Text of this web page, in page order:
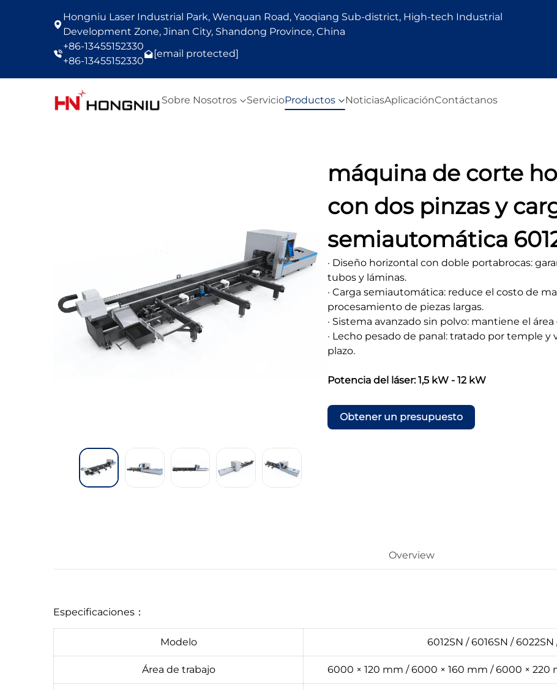
Hongniu Laser Industrial Park, Wenquan Road, Yaoqiang Sub-district, High-tech Industrial
Development Zone, Jinan City, Shandong Province, China
+86-13455152330
+86-13455152330
[email protected]
Sobre Nosotros ServicioProductos NoticiasAplicaciónContáctanos
máquina de corte
con dos pinzas y
semiautomática
· Diseño horizontal con doble portabrocas:
tubos y láminas.
· Carga semiautomática: reduce el costo de
procesamiento de piezas largas.
· Sistema avanzado sin polvo: mantiene el
· Lecho pesado de panal: tratado por temple
plazo.
Potencia del láser: 1,5 kW - 12 kW
Obtener un presupuesto
Overview
Especificaciones：
Modelo 6012SN / 6016SN /
Área de trabajo 6000 × 120 mm / 6000 × 160 mm / 6000 ×